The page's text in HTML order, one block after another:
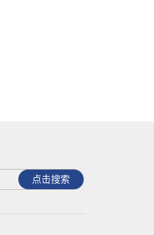
点击搜索